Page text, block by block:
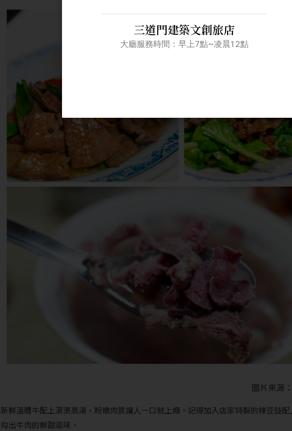
圖片來源
新鮮溫體牛配上滾燙高湯，粉嫩肉質讓人一口就上癮。記得加入店家特製的辣豆豉
勾出牛肉的鮮甜滋味。
三道門建築文創旅店
大廳服務時間：早上7點~凌晨12點